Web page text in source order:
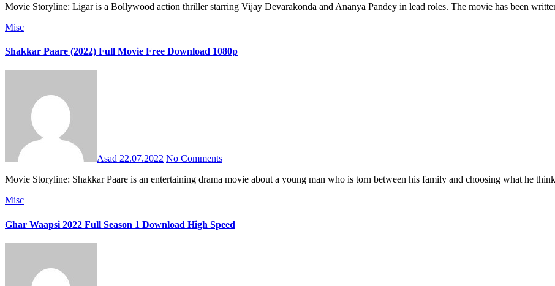
Movie Storyline: Ligar is a Bollywood action thriller starring Vijay Devarakonda and Ananya Pandey in lead roles. The movie has been
Misc
Shakkar Paare (2022) Full Movie Free Download 1080p
Asad 22.07.2022 No Comments
Movie Storyline: Shakkar Paare is an entertaining drama movie about a young man who is torn between his family and choosing what he
Misc
Ghar Waapsi 2022 Full Season 1 Download High Speed